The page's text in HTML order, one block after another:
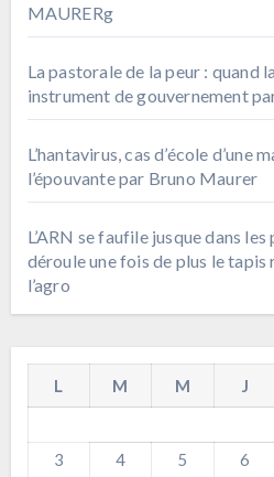
MAURERg
La pastorale de la peur : quand
instrument de gouvernement
L’hantavirus, cas d’école d’une
l’épouvante par Bruno Maurer
L’ARN se faufile jusque dans les
déroule une fois de plus le
l’agro
L M M J
3
4 5 6